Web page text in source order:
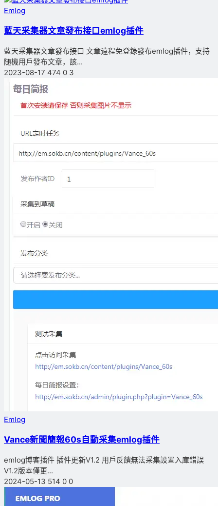
Emlog
藍天采集器文章發布接口emlog插件
藍天采集器文章發布接口 文章遠程免登錄發布emlog插件，支持
随機用戶發布文章，該...
2023-08-17 474 0 3
Emlog
Vance新聞簡報60s自動采集emlog插件
emlog博客插件 插件更新V1.2 用戶反饋無法采集設置入庫錯誤
V1.2版本僅更...
2024-05-13 514 0 0